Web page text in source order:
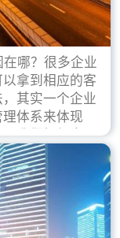
在哪？很多企业
拿到相应的客
其实一个企业
体系来体现
我们如何去证
就是ISO9001
来细说下企业